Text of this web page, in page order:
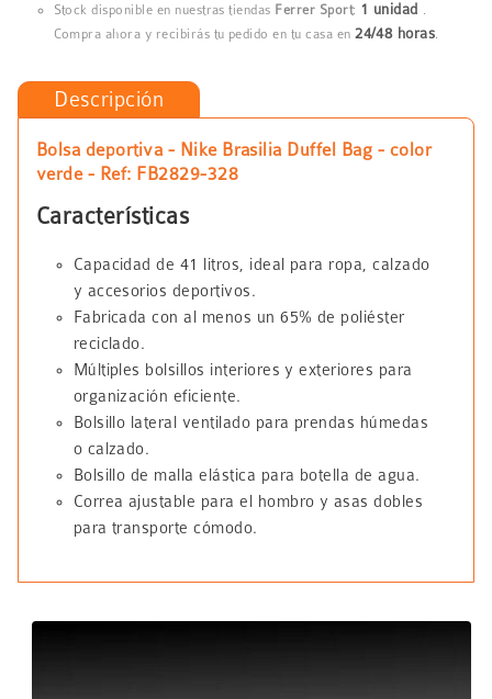
Stock disponible en nuestras tiendas Ferrer Sport: 1 unidad .
Compra ahora y recibirás tu pedido en tu casa en24/48 horas.
Descripción
Bolsa deportiva - Nike Brasilia Duffel Bag - color
verde - Ref: FB2829-328
Características
Capacidad de 41 litros, ideal para ropa, calzado
y accesorios deportivos.
Fabricada con al menos un 65% de poliéster
reciclado.
Múltiples bolsillos interiores y exteriores para
organización eficiente.
Bolsillo lateral ventilado para prendas húmedas
o calzado.
Bolsillo de malla elástica para botella de agua.
Correa ajustable para el hombro y asas dobles
para transporte cómodo.